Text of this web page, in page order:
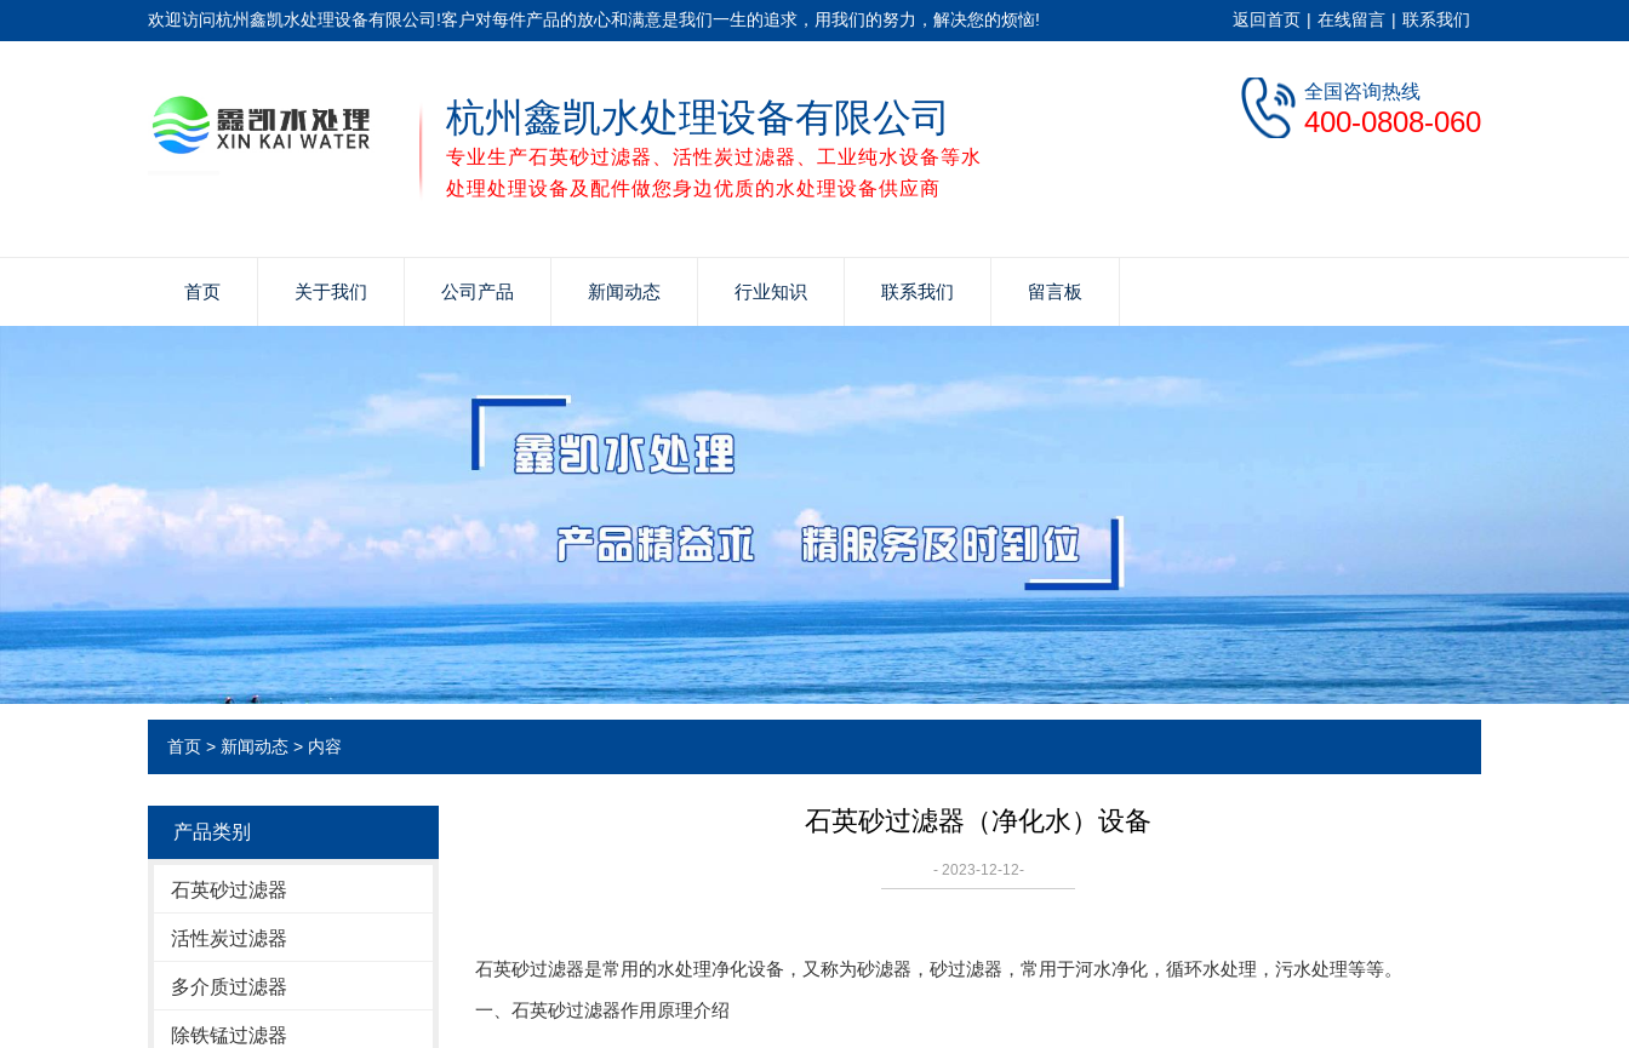
欢迎访问杭州鑫凯水处理设备有限公司!客户对每件产品的放心和满意是我们一生的追求，用我们的努力，解决您的烦恼! 返回首页 | 在线留言 | 联系我们
杭州鑫凯水处理设备有限公司
专业生产石英砂过滤器、活性炭过滤器、工业纯水设备等水
处理处理设备及配件做您身边优质的水处理设备供应商
全国咨询热线
400-0808-060
首页 关于我们 公司产品 新闻动态 行业知识 联系我们 留言板
首页 > 新闻动态 > 内容
产品类别
石英砂过滤器
活性炭过滤器
多介质过滤器
除铁锰过滤器
石英砂过滤器（净化水）设备
- 2023-12-12-
石英砂过滤器是常用的水处理净化设备，又称为砂滤器，砂过滤器，常用于河水净化，循环水处理，污水处理等等。
一、石英砂过滤器作用原理介绍